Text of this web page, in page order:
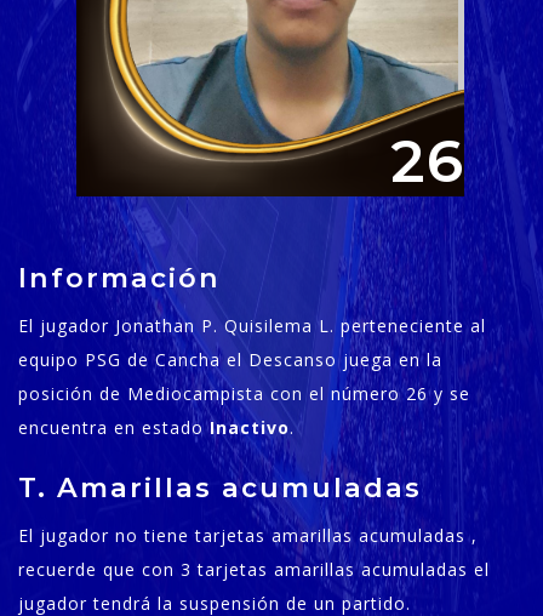
26
Información
El jugador Jonathan P. Quisilema L. perteneciente al
equipo PSG de Cancha el Descanso juega en la
posición de Mediocampista con el número 26 y se
encuentra en estadoInactivo.
T. Amarillas acumuladas
El jugador no tiene tarjetas amarillas acumuladas ,
recuerde que con 3 tarjetas amarillas acumuladas el
jugador tendrá la suspensión de un partido.